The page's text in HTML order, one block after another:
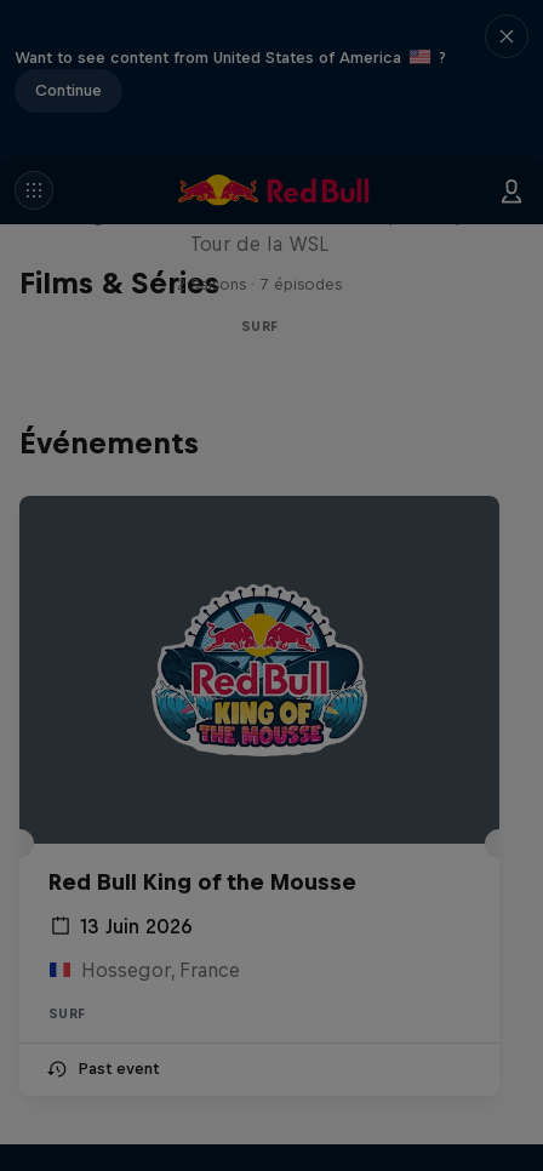
Want to see content from United States of America
?
Continue
Films & Séries
Inside Pro Surfing
Tour de la WSL
2 Saisons · 7 épisodes
SURF
Événements
Red Bull King of the Mousse
13 Juin 2026
Hossegor, France
SURF
Past event